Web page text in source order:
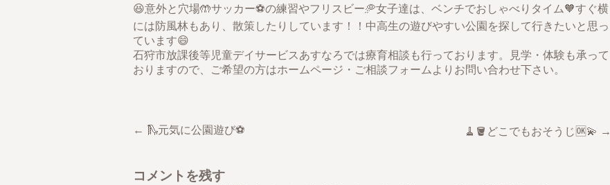
😆意外と穴場🤲サッカー⚽️の練習やフリスビー🥏女子達は、ベンチでおしゃべりタイム🧡すぐ横
には防風林もあり、散策したりしています！！中高生の遊びやすい公園を探して行きたいと思っ
ています😄
石狩市放課後等児童デイサービスあすなろでは療育相談も行っております。見学・体験も承って
おりますので、ご希望の方はホームページ・ご相談フォームよりお問い合わせ下さい。
← 🛝元気に公園遊び⚽ 🧹🪣どこでもおそうじ🆗💫 →
コメントを残す